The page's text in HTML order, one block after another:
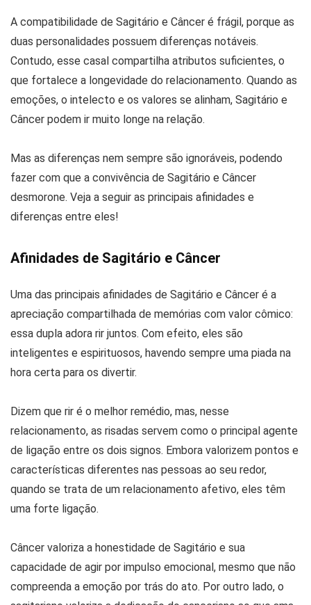
A compatibilidade de Sagitário e Câncer é frágil, porque as
duas personalidades possuem diferenças notáveis.
Contudo, esse casal compartilha atributos suficientes, o
que fortalece a longevidade do relacionamento. Quando as
emoções, o intelecto e os valores se alinham, Sagitário e
Câncer podem ir muito longe na relação.
Mas as diferenças nem sempre são ignoráveis, podendo
fazer com que a convivência de Sagitário e Câncer
desmorone. Veja a seguir as principais afinidades e
diferenças entre eles!
Afinidades de Sagitário e Câncer
Uma das principais afinidades de Sagitário e Câncer é a
apreciação compartilhada de memórias com valor cômico:
essa dupla adora rir juntos. Com efeito, eles são
inteligentes e espirituosos, havendo sempre uma piada na
hora certa para os divertir.
Dizem que rir é o melhor remédio, mas, nesse
relacionamento, as risadas servem como o principal agente
de ligação entre os dois signos. Embora valorizem pontos e
características diferentes nas pessoas ao seu redor,
quando se trata de um relacionamento afetivo, eles têm
uma forte ligação.
Câncer valoriza a honestidade de Sagitário e sua
capacidade de agir por impulso emocional, mesmo que não
compreenda a emoção por trás do ato. Por outro lado, o